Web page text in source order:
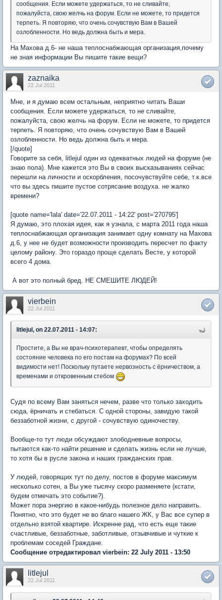
сообщения. Если можете удержаться, то не сливайте,
пожалуйста, свою желчь на форум. Если не можете, то придется
терпеть. Я повторяю, что очень сочувствую Вам в Вашей
озлобленности. Но ведь должна быть и мера.
На Махова д.6- не наша теплоснабжающая организация,почему
не зная информации Вы пишите такие вещи?
zaznaika
22 Jul 2011
Мне, и я думаю всем остальным, неприятно читать Ваши
сообщения. Если можете удержаться, то не сливайте,
пожалуйста, свою желчь на форум. Если не можете, то придется
терпеть. Я повторяю, что очень сочувствую Вам в Вашей
озлобленности. Но ведь должна быть и мера.
[/quote]
Говорите за себя, litlejul один из одекватных людей на форуме (не
знаю пола). Мне кажется это Вы в своих высказываниях сейчас
перешли на личности и оскорбления, посочувствуйте себе, т.к.все
что вы здесь пишите пустое сотрясание воздуха. не жалко
времени?
[quote name='lala' date='22.07.2011 - 14:22' post='270795']
Я думаю, это плохая идея, как я узнала, с марта 2011 года наша
теплоснабжающая организация занимает одну комнату на Махова
д.6, у нее не будет возможности производить пересчет по факту
целому району. Это гораздо проще сделать Весте, у которой
всего 4 дома.
А вот это полный бред. НЕ СМЕШИТЕ ЛЮДЕЙ!
vierbein
22 Jul 2011
litlejul, on 22.07.2011 - 14:07:
Простите, а Вы не врач-психотерапевт, чтобы определять
состояние человека по его постам на форумах? По всей
видимости нет! Поскольку путаете нервозность с ёрничеством, а
временами и откровенным стебом
Судя по всему Вам заняться нечем, разве что только заходить
сюда, ёрничать и стебаться. С одной стороны, завидую такой
беззаботной жизни, с другой - сочувствую одиночеству.
Вообще-то тут люди обсуждают злободневные вопросы,
пытаются как-то найти решение и сделать жизнь если не лучше,
то хотя бы в русле закона и наших гражданских прав.
У людей, говорящих тут по делу, постов в форуме максимум
несколько сотен, а Вы уже тысячу скоро разменяете (кстати,
будем отмечать это событие?).
Может пора энергию в какое-нибудь полезное дело направить.
Понятно, что это будет не во благо нашего ЖК, у Вас все супер в
отдельно взятой квартире. Искренне рад, что есть еще такие
счастливые, беззаботные, заботливые, отзывчивые и чуткие к
проблемам соседей Граждане.
Сообщение отредактировал vierbein: 22 July 2011 - 13:50
litlejul
22 Jul 2011